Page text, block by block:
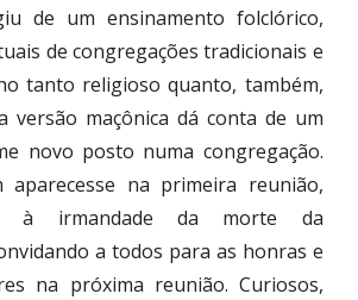
de um ensinamento folclórico,
de congregações tradicionais e
tanto religioso quanto, também,
versão maçônica dá conta de um
novo posto numa congregação.
aparecesse na primeira reunião,
à irmandade da morte da
a todos para as honras e
na próxima reunião. Curiosos,